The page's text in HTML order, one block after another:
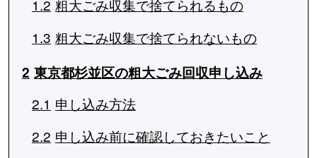
1.2 粗大ごみ収集で捨てられるもの
1.3 粗大ごみ収集で捨てられないもの
2 東京都杉並区の粗大ごみ回収申し込み
2.1 申し込み方法
2.2 申し込み前に確認しておきたいこと